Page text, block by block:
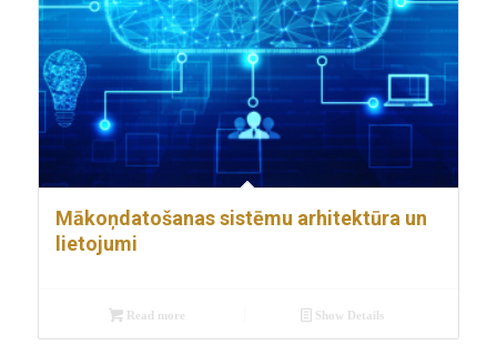
Mākoņdatošanas sistēmu arhitektūra un
lietojumi
Read more Show Details